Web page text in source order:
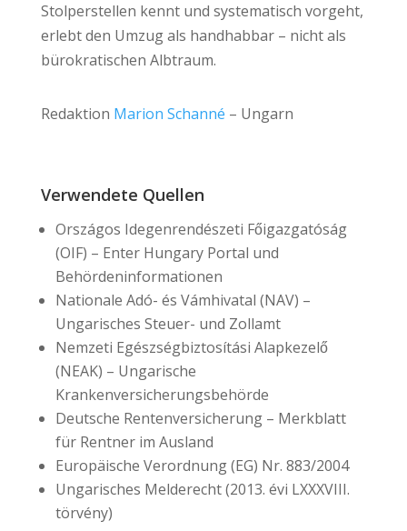
Stolperstellen kennt und systematisch vorgeht,
erlebt den Umzug als handhabbar – nicht als
bürokratischen Albtraum.
Redaktion Marion Schanné – Ungarn
Verwendete Quellen
Országos Idegenrendészeti Főigazgatóság
(OIF) – Enter Hungary Portal und
Behördeninformationen
Nationale Adó- és Vámhivatal (NAV) –
Ungarisches Steuer- und Zollamt
Nemzeti Egészségbiztosítási Alapkezelő
(NEAK) – Ungarische
Krankenversicherungsbehörde
Deutsche Rentenversicherung – Merkblatt
für Rentner im Ausland
Europäische Verordnung (EG) Nr. 883/2004
Ungarisches Melderecht (2013. évi LXXXVIII.
törvény)